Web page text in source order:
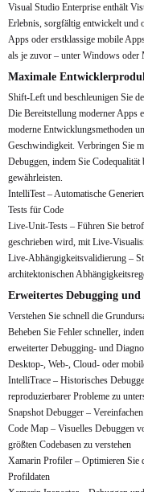
Visual Studio Enterprise enthält
Erlebnis, sorgfältig entwickelt und
Apps oder erstklassige mobile
als je zuvor – unter Windows oder
Maximale
Shift-Left und beschleunigen Sie
Die Bereitstellung moderner Apps
moderne Entwicklungsmethoden
Geschwindigkeit. Verbringen Sie
Debuggen, indem Sie
gewährleisten.
IntelliTest – Automatische
Tests für Code
Live-Unit-Tests – Führen Sie
geschrieben wird, mit Live-
Live-Abhängigkeitsvalidierung –
architektonischen
Erweitertes Debugging und
Verstehen Sie schnell die
Beheben Sie Fehler schneller,
erweiterter Debugging- und
Desktop-, Web-, Cloud- oder
IntelliTrace – Historisches
reproduzierbarer Probleme zu
Snapshot Debugger –
Code Map – Visuelles Debuggen
größten Codebasen zu verstehen
Xamarin Profiler – Optimieren Sie
Profildaten